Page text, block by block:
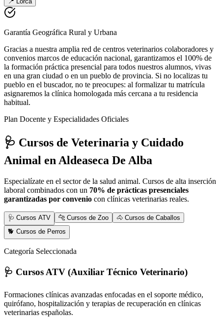
Garantía Geográfica Rural y Urbana
Gracias a nuestra amplia red de centros veterinarios colaboradores y
convenios marcos de educación nacional, garantizamos el 100% de
la formación práctica presencial para todos nuestros alumnos, vivas
en una gran ciudad o en un pueblo de provincia. Si no localizas tu
pueblo en el buscador, no te preocupes: al formalizar tu matrícula
asignaremos la clínica homologada más cercana a tu residencia
habitual.
Plan Docente y Especialidades Oficiales
🩺 Cursos de Veterinaria y Cuidado
Animal en Aldeaseca De Alba
Especialízate en el sector de la salud animal. Cursos de alta inserción
laboral combinados con un 70% de prácticas presenciales
garantizadas por convenio con clínicas veterinarias reales.
🩺 Cursos ATV 🐆 Cursos de Zoo
🐴 Cursos de Caballos
🐕 Cursos de Perros
Categoría Seleccionada
🩺 Cursos ATV (Auxiliar Técnico Veterinario)
Formaciones clínicas avanzadas enfocadas en el soporte médico,
quirófano, hospitalización y terapias de recuperación en clínicas
veterinarias españolas.